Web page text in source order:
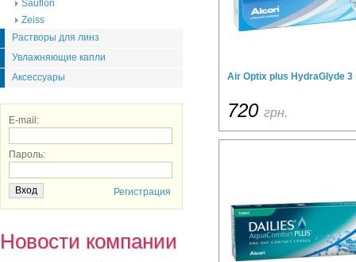
Sauflon
Zeiss
Растворы для линз
Увлажняющие капли
Аксессуары
E-mail:
Пароль:
Регистрация
Новости компании
Air Optix plus HydraGlyde 3
720 грн.